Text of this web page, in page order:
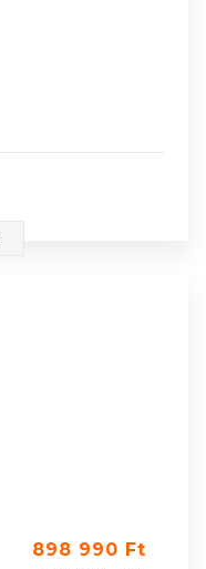
898 990 Ft